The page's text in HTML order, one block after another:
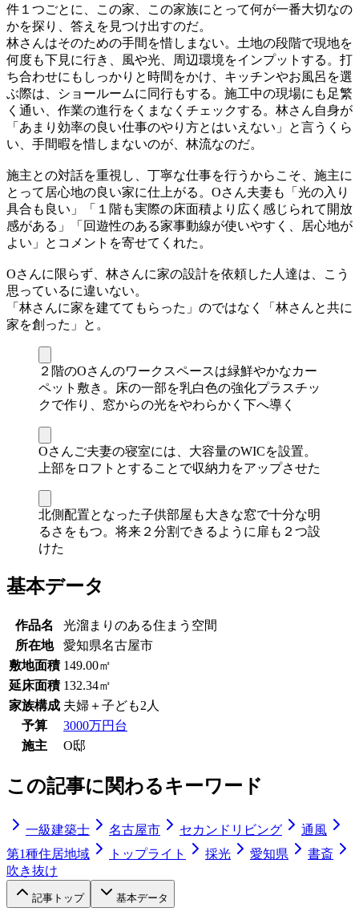
件１つごとに、この家、この家族にとって何が一番大切なの
かを探り、答えを見つけ出すのだ。
林さんはそのための手間を惜しまない。土地の段階で現地を
何度も下見に行き、風や光、周辺環境をインプットする。打
ち合わせにもしっかりと時間をかけ、キッチンやお風呂を選
ぶ際は、ショールームに同行もする。施工中の現場にも足繁
く通い、作業の進行をくまなくチェックする。林さん自身が
「あまり効率の良い仕事のやり方とはいえない」と言うくら
い、手間暇を惜しまないのが、林流なのだ。
施主との対話を重視し、丁寧な仕事を行うからこそ、施主に
とって居心地の良い家に仕上がる。Oさん夫妻も「光の入り
具合も良い」「１階も実際の床面積より広く感じられて開放
感がある」「回遊性のある家事動線が使いやすく、居心地が
よい」とコメントを寄せてくれた。
Oさんに限らず、林さんに家の設計を依頼した人達は、こう
思っているに違いない。
「林さんに家を建ててもらった」のではなく「林さんと共に
家を創った」と。
２階のOさんのワークスペースは緑鮮やかなカー
ペット敷き。床の一部を乳白色の強化プラスチッ
クで作り、窓からの光をやわらかく下へ導く
Oさんご夫妻の寝室には、大容量のWICを設置。
上部をロフトとすることで収納力をアップさせた
北側配置となった子供部屋も大きな窓で十分な明
るさをもつ。将来２分割できるように扉も２つ設
けた
基本データ
作品名
光溜まりのある住まう空間
所在地
愛知県名古屋市
敷地面積 149.00㎡
延床面積 132.34㎡
家族構成 夫婦＋子ども2人
予算
3000万円台
施主
O邸
この記事に関わるキーワード
一級建築士 名古屋市 セカンドリビング
通風
第1種住居地域
トップライト 採光 愛知県
書斎
吹き抜け
記事トップ 基本データ